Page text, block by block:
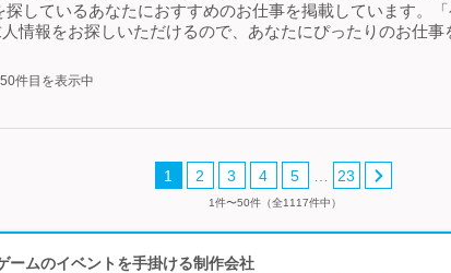
しているあなたにおすすめのお仕事を掲載しています。
情報をお探しいただけるので、あなたにぴったりのお仕事
件目を表示中
1 2 3 4 5 23
1件〜50件（全1117件中）
ムのイベントを手掛ける制作会社